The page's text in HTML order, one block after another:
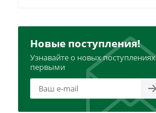
Новые поступления!
Узнавайте о новых поступлениях
первыми